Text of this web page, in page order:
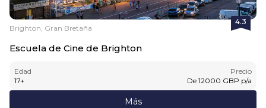
4.3
Brighton, Gran Bretaña
Escuela de Cine de Brighton
Edad
17+
Precio
De 12000 GBP p/a
Más